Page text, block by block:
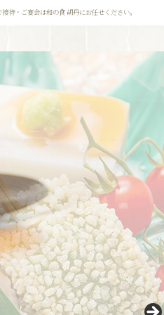
待・ご宴会は和の食 胡丹にお任せください。